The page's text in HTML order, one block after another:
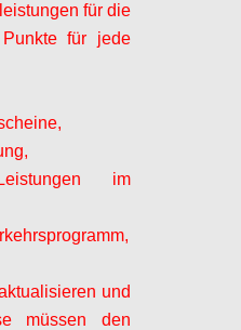
für die
für jede
im
und
müssen den